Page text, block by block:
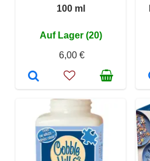
100 ml
Auf Lager (20)
6,00 €